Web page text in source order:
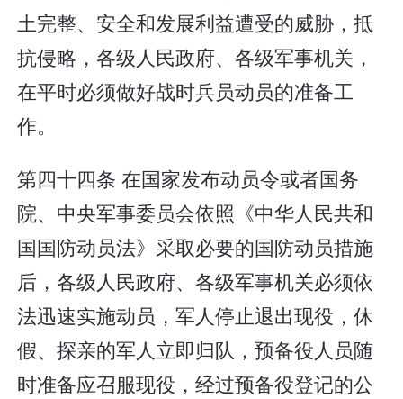
土完整、安全和发展利益遭受的威胁，抵
抗侵略，各级人民政府、各级军事机关，
在平时必须做好战时兵员动员的准备工
作。
第四十四条 在国家发布动员令或者国务
院、中央军事委员会依照《中华人民共和
国国防动员法》采取必要的国防动员措施
后，各级人民政府、各级军事机关必须依
法迅速实施动员，军人停止退出现役，休
假、探亲的军人立即归队，预备役人员随
时准备应召服现役，经过预备役登记的公